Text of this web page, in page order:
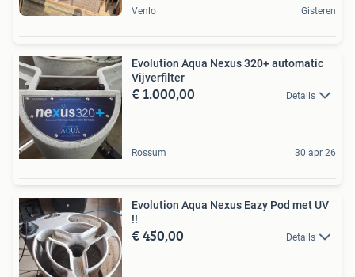
Venlo Gisteren
Evolution Aqua Nexus 320+ automatic
Vijverfilter
€ 1.000,00 Details
Rossum 30 apr 26
Evolution Aqua Nexus Eazy Pod met UV
!!
€ 450,00 Details